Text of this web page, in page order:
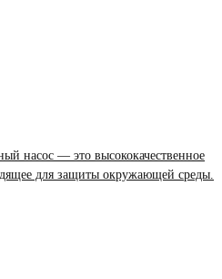
насос — это высококачественное
для защиты окружающей среды.